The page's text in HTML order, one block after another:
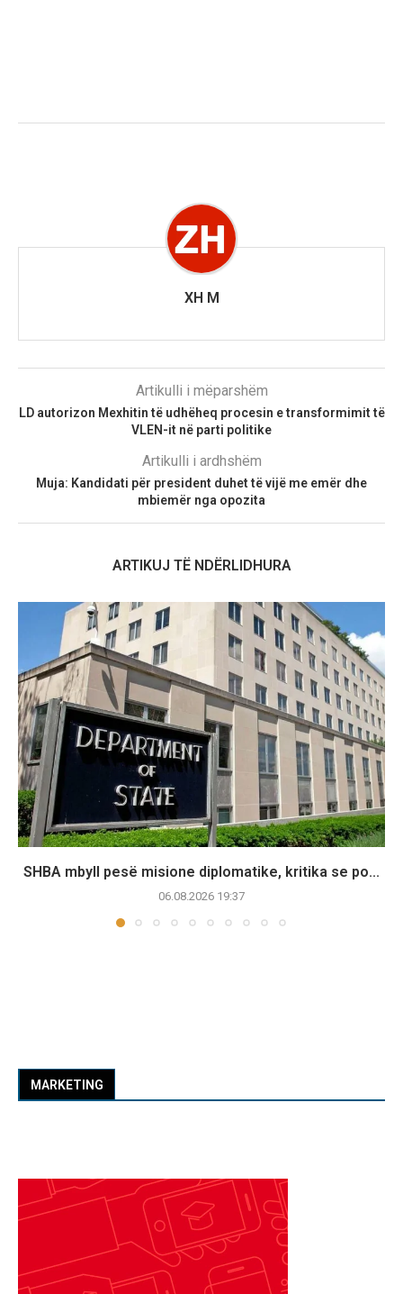
XH M
Artikulli i mëparshëm
LD autorizon Mexhitin të udhëheq procesin e transformimit të
VLEN-it në parti politike
Artikulli i ardhshëm
Muja: Kandidati për president duhet të vijë me emër dhe
mbiemër nga opozita
ARTIKUJ TË NDËRLIDHURA
SHBA mbyll pesë misione diplomatike, kritika se po...
06.08.2026 19:37
MARKETING